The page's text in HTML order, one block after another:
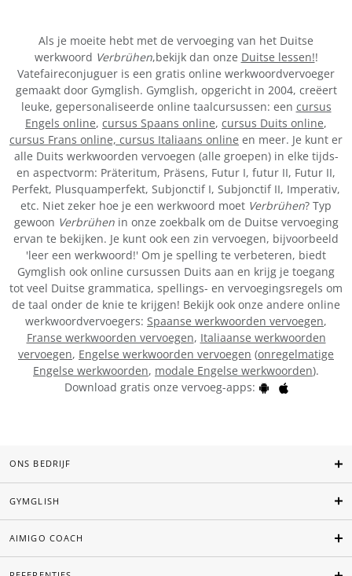
Als je moeite hebt met de vervoeging van het Duitse
werkwoord Verbrühen,bekijk dan onze Duitse lessen!!
Vatefaireconjuguer is een gratis online werkwoordvervoeger
gemaakt door Gymglish. Gymglish, opgericht in 2004, creëert
leuke, gepersonaliseerde online taalcursussen: een cursus
Engels online, cursus Spaans online, cursus Duits online,
cursus Frans online, cursus Italiaans online en meer. Je kunt er
alle Duits werkwoorden vervoegen (alle groepen) in elke tijds-
en aspectvorm: Präteritum, Präsens, Futur I, futur II, Futur II,
Perfekt, Plusquamperfekt, Subjonctif I, Subjonctif II, Imperativ,
etc. Niet zeker hoe je een werkwoord moet Verbrühen? Typ
gewoon Verbrühenin onze zoekbalk om de Duitse vervoeging
ervan te bekijken. Je kunt ook een zin vervoegen, bijvoorbeeld
'leer een werkwoord!' Om je spelling te verbeteren, biedt
Gymglish ook online cursussen Duits aan en krijg je toegang
tot veel Duitse grammatica, spellings- en vervoegingsregels om
de taal onder de knie te krijgen! Bekijk ook onze andere online
werkwoordvervoegers: Spaanse werkwoorden vervoegen,
Franse werkwoorden vervoegen, Italiaanse werkwoorden
vervoegen, Engelse werkwoorden vervoegen (onregelmatige
Engelse werkwoorden, modale Engelse werkwoorden).
Download gratis onze vervoeg-apps:
ONS BEDRIJF
GYMGLISH
AIMIGO COACH